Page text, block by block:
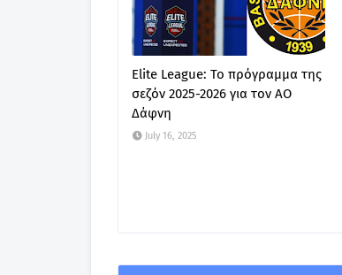
Elite League: Το πρόγραμμα της
σεζόν 2025-2026 για τον ΑΟ
Δάφνη
July 16, 2025